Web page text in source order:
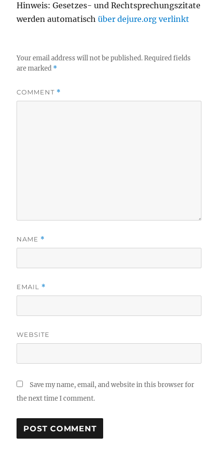
Hinweis: Gesetzes- und Rechtsprechungszitate
werden automatischüber dejure.org verlinkt
Your email address will not be published. Required fields
are marked *
COMMENT *
NAME *
EMAIL *
WEBSITE
Save my name, email, and website in this browser for
the next time I comment.